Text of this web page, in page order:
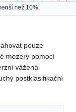
než 10%
pouze
mezery pomocí
vážená
postklasifikační